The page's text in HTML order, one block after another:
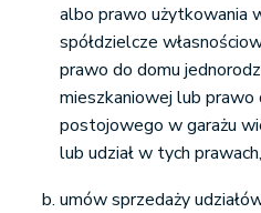
albo prawo użytkowania
spółdzielcze
prawo do domu
mieszkaniowej lub prawo
postojowego w garażu
lub udział w tych prawach,
umów sprzedaży